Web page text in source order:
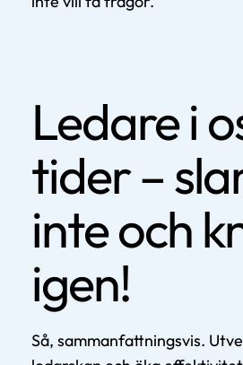
Ledare i
tider –
inte och
igen!
Så, sammanfattningsvis.